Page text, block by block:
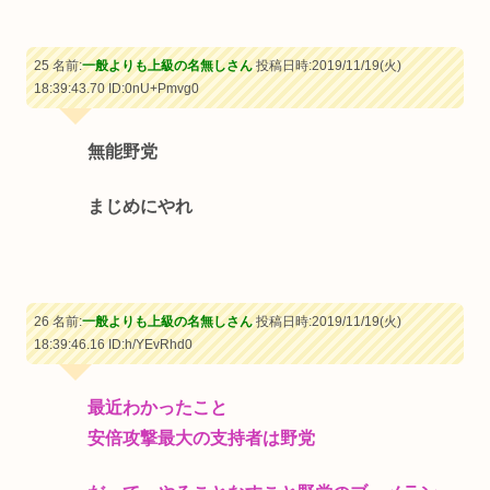
25 名前:一般よりも上級の名無しさん投稿日時:2019/11/19(火)
18:39:43.70ID:0nU+Pmvg0
無能野党
まじめにやれ
26 名前:一般よりも上級の名無しさん投稿日時:2019/11/19(火)
18:39:46.16ID:h/YEvRhd0
最近わかったこと
安倍攻撃最大の支持者は野党